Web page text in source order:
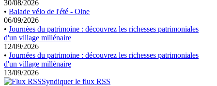
30/08/2026
• Balade vélo de l'été - Olne
06/09/2026
• Journées du patrimoine : découvrez les richesses patrimoniales
d'un village millénaire
12/09/2026
• Journées du patrimoine : découvrez les richesses patrimoniales
d'un village millénaire
13/09/2026
Syndiquer le flux RSS